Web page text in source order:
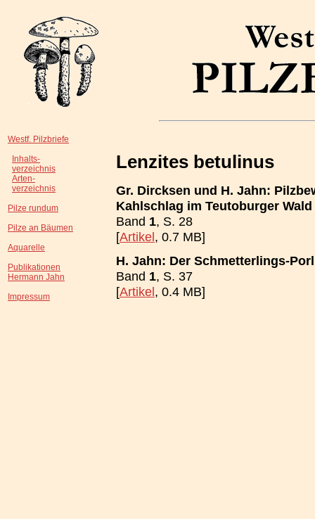
Westf. Pilzbriefe
Inhalts-
verzeichnis
Arten-
verzeichnis
Pilze rundum
Pilze an Bäumen
Aquarelle
Publikationen
Hermann Jahn
Impressum
Lenzites betulinus
Gr. Dircksen und H. Jahn:
Kahlschlag im Teutoburger Wald
Band 1, S. 28
[Artikel, 0.7 MB]
H. Jahn: Der Schmetterlings-
Band 1, S. 37
[Artikel, 0.4 MB]